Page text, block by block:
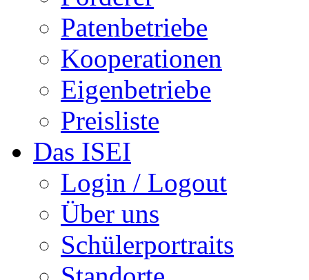
Patenbetriebe
Kooperationen
Eigenbetriebe
Preisliste
Das ISEI
Login / Logout
Über uns
Schülerportraits